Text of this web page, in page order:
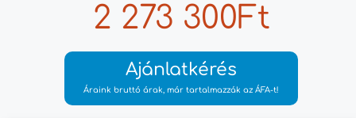
2 273 300Ft
Ajánlatkérés
Áraink bruttó árak, már tartalmazzák az ÁFA-t!